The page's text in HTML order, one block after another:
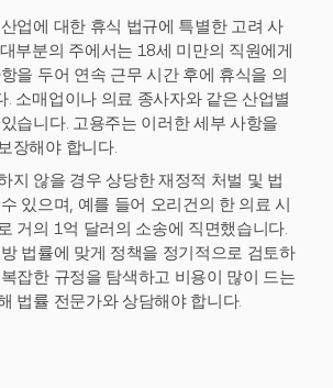
업에 대한 휴식 법규에 특별한 고려 사
부분의 주에서는 18세 미만의 직원에게
을 두어 연속 근무 시간 후에 휴식을 의
. 소매업이나 의료 종사자와 같은 산업별
습니다. 고용주는 이러한 세부 사항을
장해야 합니다.
지 않을 경우 상당한 재정적 처벌 및 법
있으며, 예를 들어 오리건의 한 의료 시
거의 1억 달러의 소송에 직면했습니다.
법률에 맞게 정책을 정기적으로 검토하
잡한 규정을 탐색하고 비용이 많이 드는
법률 전문가와 상담해야 합니다.